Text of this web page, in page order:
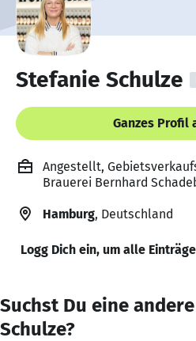
Stefanie Schulze
Ganzes Profil
Angestellt,
Brauerei Bernhard
Hamburg, Deutschland
Logg Dich ein, um alle
Suchst Du eine
Schulze?